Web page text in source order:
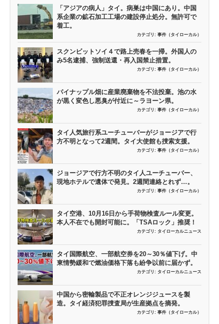
「アジアの病人」タイ。病巣は中国にあり。中国
系企業の鉱石加工工場の建設停止処分。無許可で
着工。
カテゴリ: 事件（タイローカル）
スクンビットソイ４で路上売春を一掃。外国人の
み5名逮捕、強制送還・再入国禁止措置。
カテゴリ: 事件（タイローカル）
パイナップル畑に産業廃棄物を不法投棄。池の水
が黒く変色し悪臭が付近に～ラヨーン県。
カテゴリ: 事件（タイローカル）
タイ人気旅行系ユーチューバーがジョージアで行
方不明となって2週間。タイ大使館も捜索支援。
カテゴリ: 事件（タイローカル）
ジョージアで行方不明のタイ人ユーチューバー、
現地ホテルで遺体で発見。2週間連絡とれず…。
カテゴリ: 事件（タイローカル）
タイ空港、10月16日から手荷物検査ルール変更。
本人不在でも開封可能に。「TSAロック」推奨！
カテゴリ: タイローカルニュース
タイ国際航空、一部航空券を20～30％値下げ。中
東情勢緩和で燃油価格下落も紛争以前に届かず。
カテゴリ: タイローカルニュース
中国から密輸製品で不正オレンジジュースを製
造。タイ経済犯罪捜査局が生産拠点を摘発。
カテゴリ: 事件（タイローカル）